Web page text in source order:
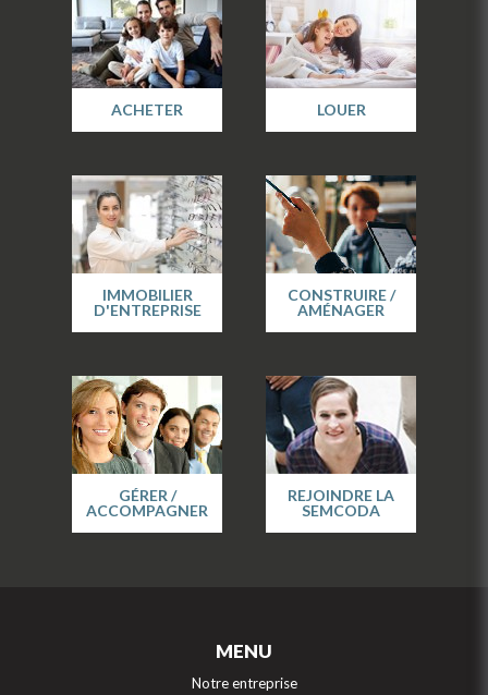
ACHETER LOUER
IMMOBILIER
D'ENTREPRISE
CONSTRUIRE /
AMÉNAGER
GÉRER /
ACCOMPAGNER
REJOINDRE LA
SEMCODA
MENU
Notre entreprise